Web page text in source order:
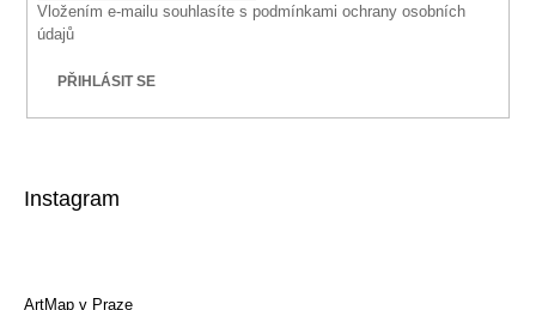
Vložením e-mailu souhlasíte s podmínkami ochrany osobních
údajů
PŘIHLÁSIT SE
Instagram
ArtMap v Praze